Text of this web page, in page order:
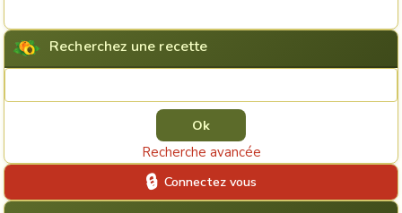
Recherchez une recette
Recherche avancée
Connectez vous